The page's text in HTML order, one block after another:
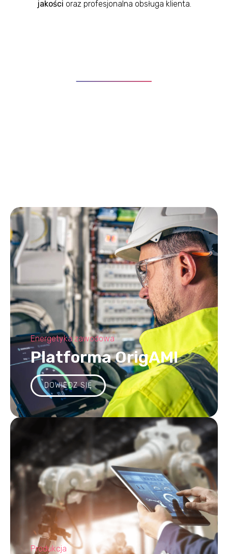
jakości oraz profesjonalna obsługa klienta.
Energetyka zawodowa
Platforma OrigAMI
DOWIEDZ SIĘ
Produkcja